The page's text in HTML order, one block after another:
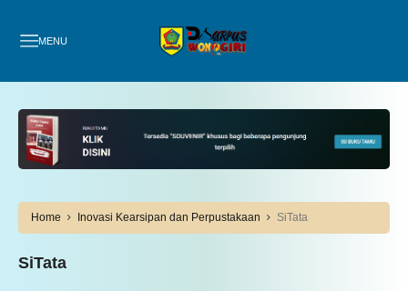
MENU
Home Inovasi Kearsipan dan Perpustakaan SiTata
SiTata